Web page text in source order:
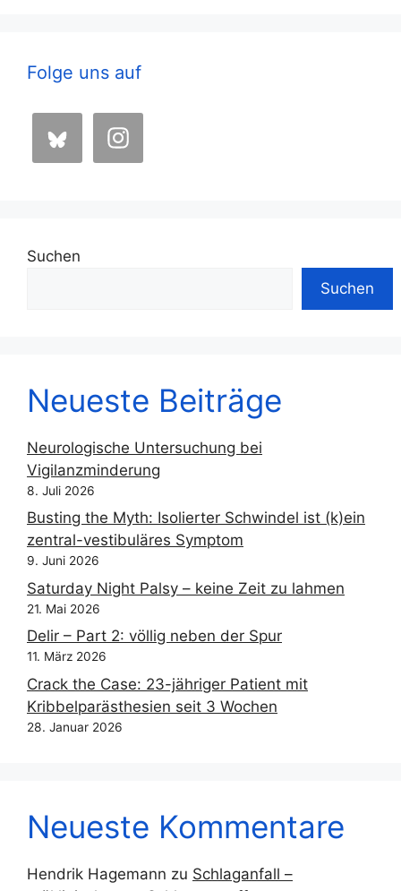
Folge uns auf
Suchen
Suchen
Neueste Beiträge
Neurologische Untersuchung bei
Vigilanzminderung
8. Juli 2026
Busting the Myth: Isolierter Schwindel ist (k)ein
zentral-vestibuläres Symptom
9. Juni 2026
Saturday Night Palsy – keine Zeit zu lahmen
21. Mai 2026
Delir – Part 2: völlig neben der Spur
11. März 2026
Crack the Case: 23-jähriger Patient mit
Kribbelparästhesien seit 3 Wochen
28. Januar 2026
Neueste Kommentare
Hendrik Hagemann zu Schlaganfall –